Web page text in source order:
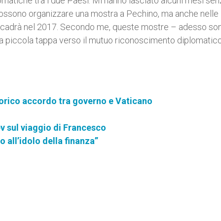
organizzare una mostra a Pechino, ma anche nelle
nel 2017. Secondo me, queste mostre – adesso
tappa verso il mutuo riconoscimento
accordo tra governo e Vaticano
sul viaggio di Francesco
all’idolo della finanza”